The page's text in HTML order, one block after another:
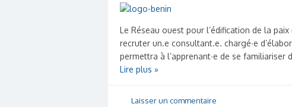
Le Réseau ouest pour l’édification de la
recruter un.e consultant.e. chargé∙e
permettra à l’apprenant∙e de se
Lire plus »
Laisser un commentaire